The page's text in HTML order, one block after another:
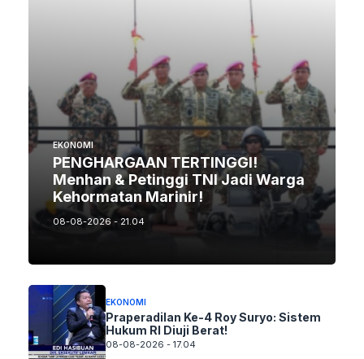
EKONOMI
PENGHARGAAN TERTINGGI!
Menhan & Petinggi TNI Jadi Warga
Kehormatan Marinir!
08-08-2026 - 21.04
EKONOMI
Praperadilan Ke-4 Roy Suryo: Sistem
Hukum RI Diuji Berat!
08-08-2026 - 17.04